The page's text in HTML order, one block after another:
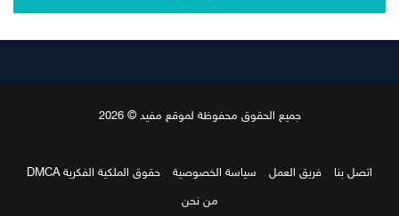
جميع الحقوق محفوظة لموقع مفيد © 2026
اتصل بنا فريق العمل سياسة الخصوصية
حقوق الملكية الفكرية DMCA
من نحن